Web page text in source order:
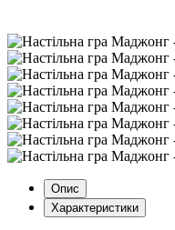
Опис
Характеристики